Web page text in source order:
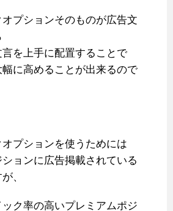
プションそのものが広告文
を上手に配置することで
に高めることが出来るので
プションを使うためには
ョンに広告掲載されている
、
ク率の高いプレミアムポジ